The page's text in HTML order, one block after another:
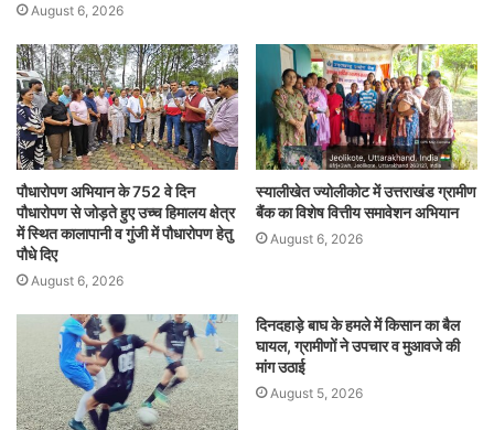
August 6, 2026
पौधारोपण अभियान के 752 वे दिन
पौधारोपण से जोड़ते हुए उच्च हिमालय क्षेत्र
में स्थित कालापानी व गुंजी में पौधारोपण हेतु
पौधे दिए
August 6, 2026
स्यालीखेत ज्योलीकोट में उत्तराखंड ग्रामीण
बैंक का विशेष वित्तीय समावेशन अभियान
August 6, 2026
दिनदहाड़े बाघ के हमले में किसान का बैल
घायल, ग्रामीणों ने उपचार व मुआवजे की
मांग उठाई
August 5, 2026